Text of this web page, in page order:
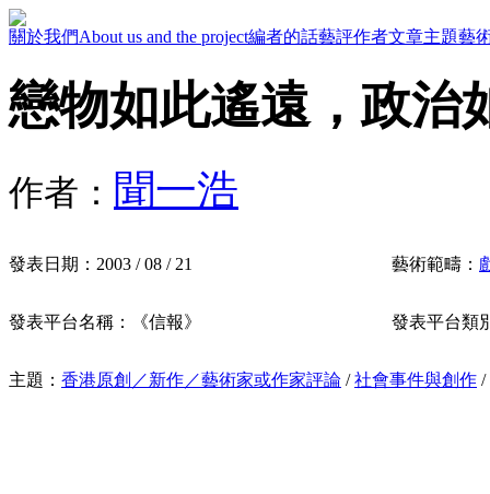
關於我們About us and the project編者的話藝評作者文章主題藝
戀物如此遙遠，政治
作者： 聞一浩
發表日期： 2003 / 08 / 21 藝術範疇：
發表平台名稱： 《信報》 發表平台類
主題： 香港原創／新作／藝術家或作家評論 /社會事件與創作 /